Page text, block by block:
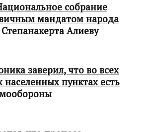
собрание
мандатом народа
Алиеву
заверил, что во всех
пунктах есть